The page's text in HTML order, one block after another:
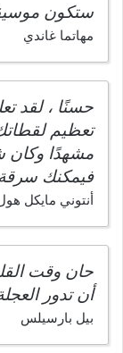
ستكون
مهاتما غاندي
حسنًا ، لقد
تعظيم
مشهدًا وكان
فيمكنك
أنتوني مايكل
حان وقت
أن تدور
بيل بارسيلس